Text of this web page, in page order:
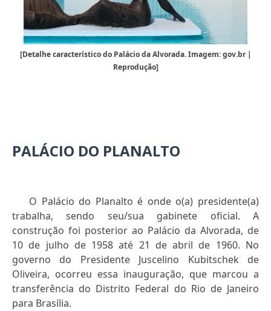
[Detalhe característico do Palácio da Alvorada. Imagem: gov.br |
Reprodução]
PALÁCIO DO PLANALTO
O Palácio do Planalto é onde o(a) presidente(a)
trabalha, sendo seu/sua gabinete oficial. A
construção foi posterior ao Palácio da Alvorada, de
10 de julho de 1958 até 21 de abril de 1960. No
governo do Presidente Juscelino Kubitschek de
Oliveira, ocorreu essa inauguração, que marcou a
transferência do Distrito Federal do Rio de Janeiro
para Brasília.